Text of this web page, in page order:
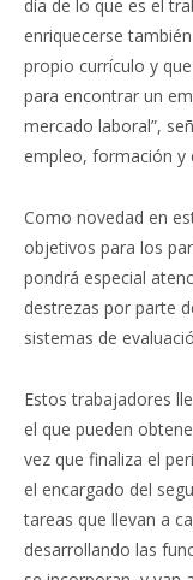
día de lo que es el
enriquecerse
propio currículo y
para encontrar un
mercado laboral”,
empleo, formación y
Como novedad en
objetivos para los
pondrá especial
destrezas por parte
sistemas de
Estos trabajadores
el que pueden
vez que finaliza el
el encargado del
tareas que llevan a
desarrollando las